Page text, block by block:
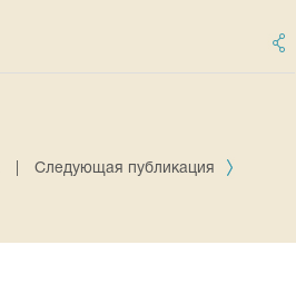
Следующая публикация